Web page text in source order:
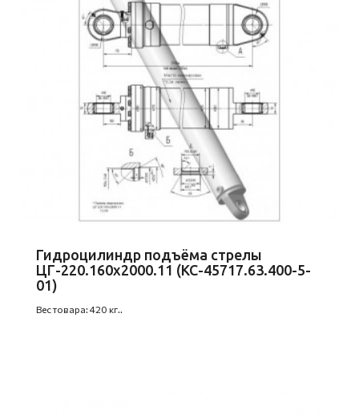
Гидроцилиндр подъёма стрелы
ЦГ-220.160х2000.11 (КС-45717.63.400-5-
01)
Вес товара: 420 кг..